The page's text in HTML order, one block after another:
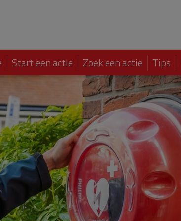
Start een actie Zoek een actie Tips